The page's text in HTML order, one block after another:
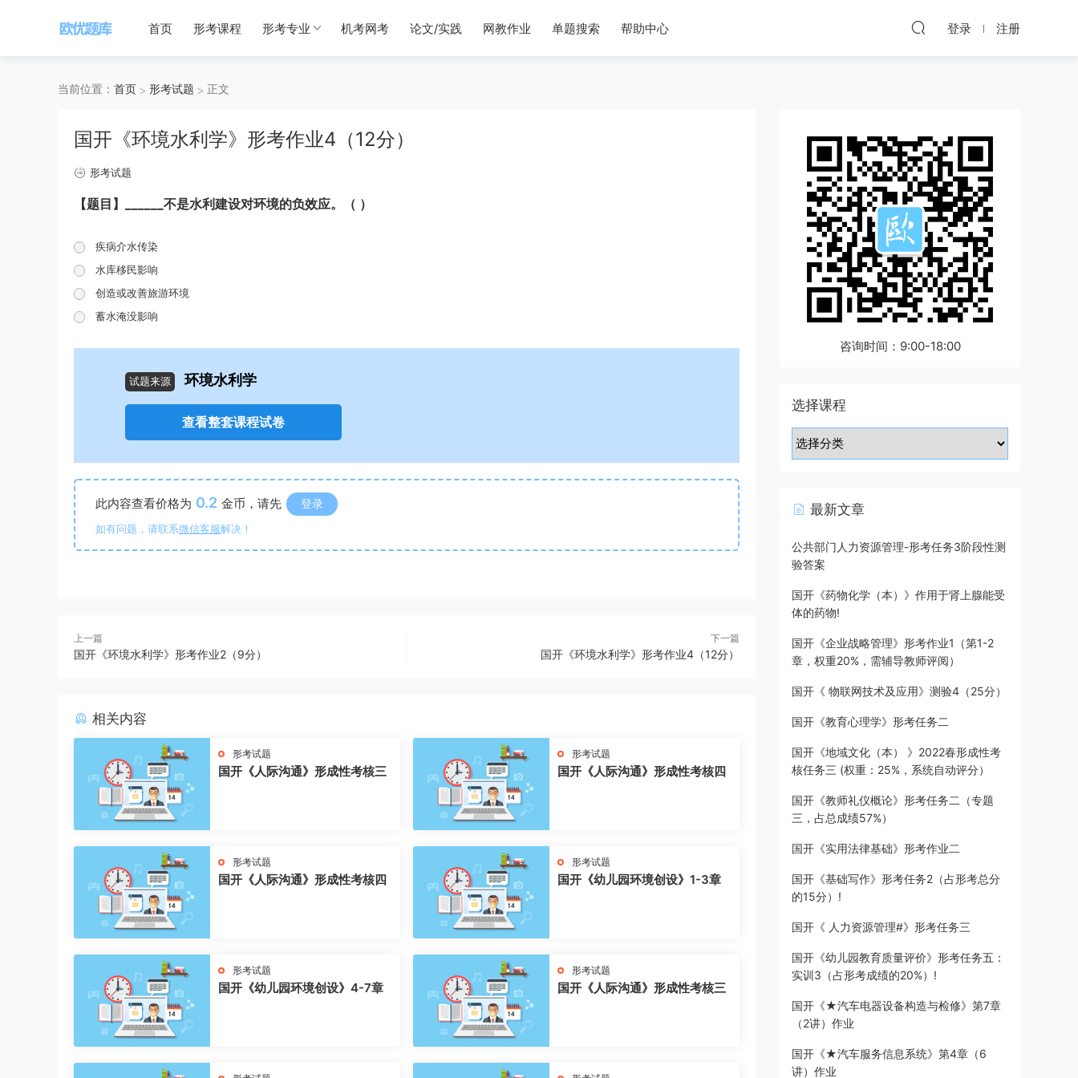
首页 形考课程 形考专业 机考网考 论文/实践 网教作业 单题搜索 帮助中心 登录 注册
当前位置： 首页 形考试题 正文
国开《环境水利学》形考作业4（12分）
形考试题
【题目】______不是水利建设对环境的负效应。（ ）
疾病介水传染
水库移民影响
创造或改善旅游环境
蓄水淹没影响
试题来源 环境水利学
查看整套课程试卷
此内容查看价格为 0.2 金币，请先 登录
如有问题，请联系微信客服解决！
上一篇
国开《环境水利学》形考作业2（9分）
下一篇
国开《环境水利学》形考作业4（12分）
相关内容
形考试题
国开《人际沟通》形成性考核三
形考试题
国开《人际沟通》形成性考核四
形考试题
国开《人际沟通》形成性考核四
形考试题
国开《幼儿园环境创设》1-3章
形考试题
国开《幼儿园环境创设》4-7章
形考试题
国开《人际沟通》形成性考核三
咨询时间：9:00-18:00
选择课程
最新文章
公共部门人力资源管理-形考任务3阶段性测
验答案
国开《药物化学（本）》作用于肾上腺能受
体的药物!
国开《企业战略管理》形考作业1（第1-2
章，权重20%，需辅导教师评阅）
国开《 物联网技术及应用》测验4（25分）
国开《教育心理学》形考任务二
国开《地域文化（本） 》2022春形成性考
核任务三 (权重：25%，系统自动评分）
国开《教师礼仪概论》形考任务二（专题
三，占总成绩57%）
国开《实用法律基础》形考作业二
国开《基础写作》形考任务2（占形考总分
的15分）!
国开《 人力资源管理#》形考任务三
国开《幼儿园教育质量评价》形考任务五：
实训3（占形考成绩的20%）!
国开《★汽车电器设备构造与检修》第7章
（2讲）作业
国开《★汽车服务信息系统》第4章（6
讲）作业